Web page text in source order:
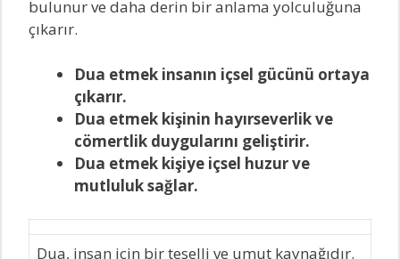
bulunur ve daha derin bir anlama yolculuğuna
çıkarır.
Dua etmek insanın içsel gücünü ortaya
çıkarır.
Dua etmek kişinin hayırseverlik ve
cömertlik duygularını geliştirir.
Dua etmek kişiye içsel huzur ve
mutluluk sağlar.
Dua, insan için bir teselli ve umut kaynağıdır.